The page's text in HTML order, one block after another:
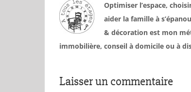
Optimiser l’espace,
aider la famille à
& décoration est mon
immobilière, conseil à domicile ou à
Laisser un commentaire